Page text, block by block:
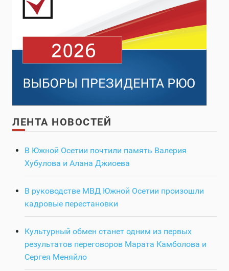
ЛЕНТА НОВОСТЕЙ
В Южной Осетии почтили память Валерия
Хубулова и Алана Джиоева
В руководстве МВД Южной Осетии произошли
кадровые перестановки
Культурный обмен станет одним из первых
результатов переговоров Марата Камболова и
Сергея Меняйло